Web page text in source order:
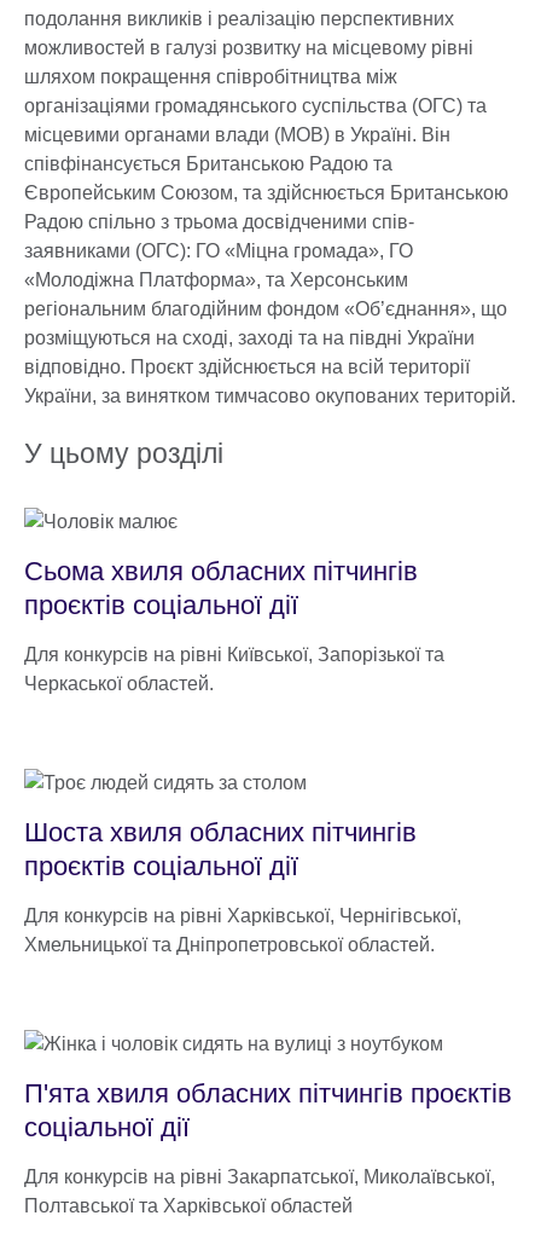
подолання викликів і реалізацію перспективних
можливостей в галузі розвитку на місцевому рівні
шляхом покращення співробітництва між
організаціями громадянського суспільства (ОГС) та
місцевими органами влади (МОВ) в Україні. Він
співфінансується Британською Радою та
Європейським Союзом, та здійснюється Британською
Радою спільно з трьома досвідченими спів-
заявниками (ОГС): ГО «Міцна громада», ГО
«Молодіжна Платформа», та Херсонським
регіональним благодійним фондом «Об’єднання», що
розміщуються на сході, заході та на півдні України
відповідно. Проєкт здійснюється на всій території
України, за винятком тимчасово окупованих територій.
У цьому розділі
Cьома хвиля обласних пітчингів
проєктів соціальної дії
Для конкурсів на рівні Київської, Запорізької та
Черкаської областей.
Шоста хвиля обласних пітчингів
проєктів соціальної дії
Для конкурсів на рівні Харківської, Чернігівської,
Хмельницької та Дніпропетровської областей.
П'ята хвиля обласних пітчингів проєктів
соціальної дії
Для конкурсів на рівні Закарпатської, Миколаївської,
Полтавської та Харківської областей